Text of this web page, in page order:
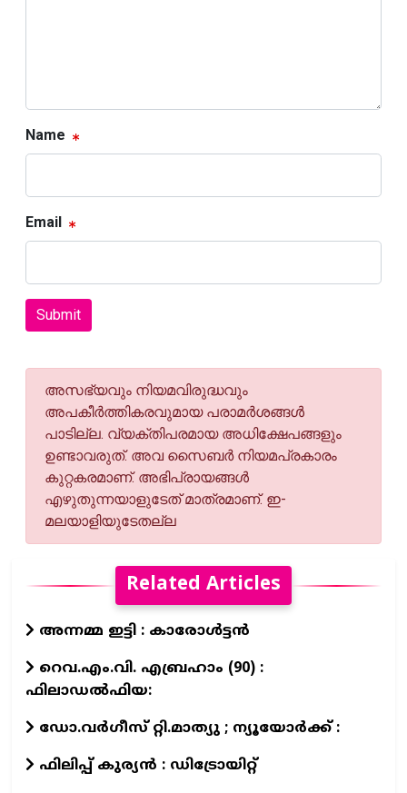
Name
Email
Submit
അസഭ്യവും നിയമവിരുദ്ധവും
അപകീര്‍ത്തികരവുമായ പരാമര്‍ശങ്ങള്‍
പാടില്ല. വ്യക്തിപരമായ അധിക്ഷേപങ്ങളും
ഉണ്ടാവരുത്. അവ സൈബര്‍ നിയമപ്രകാരം
കുറ്റകരമാണ്. അഭിപ്രായങ്ങള്‍
എഴുതുന്നയാളുടേത് മാത്രമാണ്. ഇ-
മലയാളിയുടേതല്ല
Related Articles
അന്നമ്മ ഇട്ടി : കാരോൾട്ടൻ
റെവ.എം.വി. എബ്രഹാം (90) :
ഫിലാഡൽഫിയ:
ഡോ.വര്‍ഗീസ് റ്റി.മാത്യു ; ന്യൂയോര്‍ക്ക് :
ഫിലിപ്പ് കുര്യൻ : ഡിട്രോയിറ്റ്